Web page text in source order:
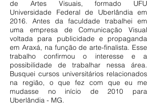
de Artes Visuais, formado UFU
Universidade Federal de Uberlândia em
2016. Antes da faculdade trabalhei em
uma empresa de Comunicação Visual
voltada para publicidade e propaganda
em Araxá, na função de arte-finalista. Esse
trabalho confirmou o interesse e a
possibilidade de trabalhar nessa área.
Busquei cursos universitários relacionados
na região, o que fez com que eu me
mudasse no início de 2010 para
Uberlândia - MG.